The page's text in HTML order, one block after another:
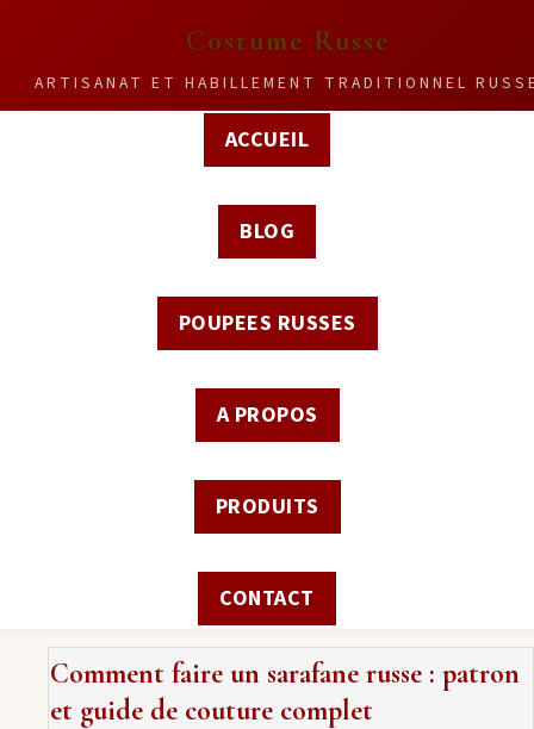
Costume Russe
ARTISANAT ET HABILLEMENT TRADITIONNEL
ACCUEIL
BLOG
POUPEES RUSSES
A PROPOS
PRODUITS
CONTACT
Comment faire un sarafane russe : patron
et guide de couture complet